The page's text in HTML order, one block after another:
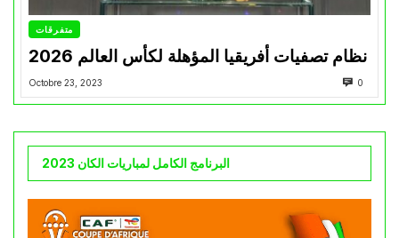
متفرقات
نظام تصفيات أفريقيا المؤهلة لكأس العالم 2026
Octobre 23, 2023 0
البرنامج الكامل لمباريات الكان 2023